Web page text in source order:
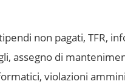
non pagati, TFR,
assegno di
violazioni